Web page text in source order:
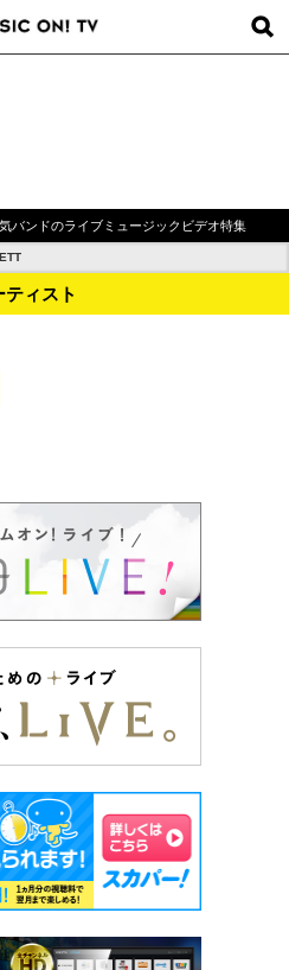
バンドのライブミュージックビデオ特集
ティスト